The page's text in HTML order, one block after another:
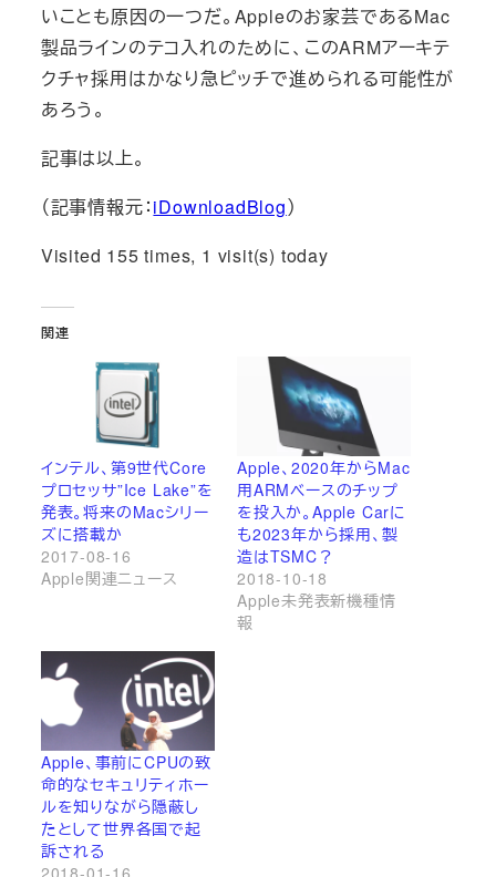
いことも原因の一つだ。Appleのお家芸であるMac
製品ラインのテコ入れのために、このARMアーキテ
クチャ採用はかなり急ピッチで進められる可能性が
あろう。
記事は以上。
（記事情報元：iDownloadBlog）
Visited 155 times, 1 visit(s) today
関連
インテル、第9世代Core
プロセッサ”Ice Lake”を
発表。将来のMacシリー
ズに搭載か
2017-08-16
Apple関連ニュース
Apple、2020年からMac
用ARMベースのチップ
を投入か。Apple Carに
も2023年から採用、製
造はTSMC？
2018-10-18
Apple未発表新機種情
報
Apple、事前にCPUの致
命的なセキュリティホー
ルを知りながら隠蔽し
たとして世界各国で起
訴される
2018-01-16